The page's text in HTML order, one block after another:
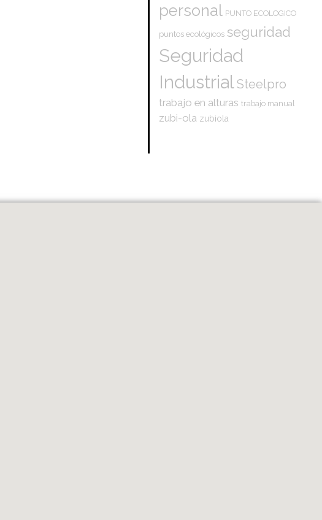
personal PUNTO ECOLOGICO
puntos ecológicos seguridad
Seguridad
IndustrialSteelpro
trabajo en alturas trabajo manual
zubi-ola zubiola